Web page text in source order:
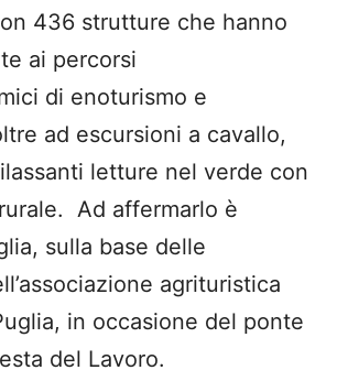
436 strutture che hanno
ai percorsi
di enoturismo e
ad escursioni a cavallo,
letture nel verde con
Ad affermarlo è
sulla base delle
agrituristica
in occasione del ponte
del Lavoro.